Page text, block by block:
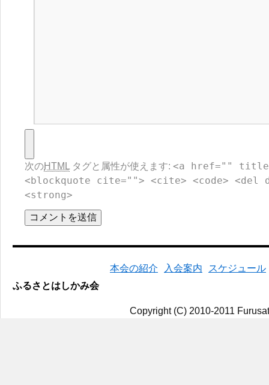
次のHTML タグと属性が使えます: <a href=""
<blockquote cite=""> <cite> <code> <del
<strong>
本会の紹介 入会案内
スケジュール
ふるさとはしかみ会
Copyright (C) 2010-2011